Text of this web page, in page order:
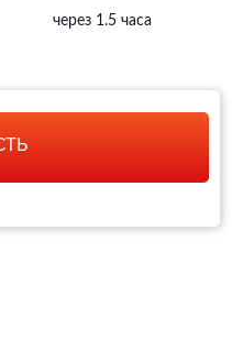
через 1.5 часа